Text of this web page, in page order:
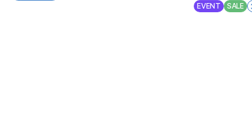
EVENT SALE